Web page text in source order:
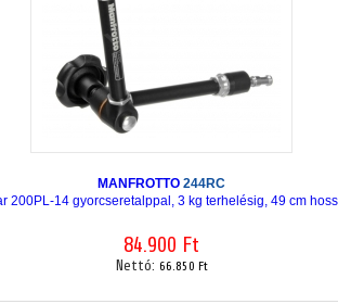
MANFROTTO 244RC
200PL-14 gyorcseretalppal, 3 kg terhelésig, 49 cm
84.900 Ft
Nettó: 66.850 Ft